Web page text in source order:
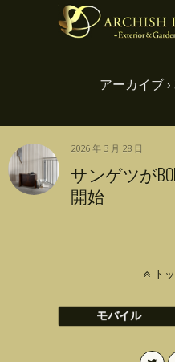
アーカイブ
2026 年 3 月 28 日
サンゲツが
開始
ト
モバイル